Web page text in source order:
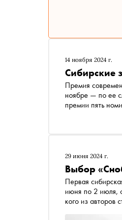
14 ноября 2024 г.
Сибирские
Премия
ноябре — по ее следам была проведена
премии пять
29 июня 2024 г.
Выбор
Первая
июня по 2 июля,
кого из авторов